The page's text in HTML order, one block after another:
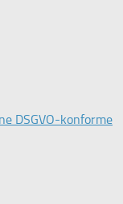
DSGVO-konforme